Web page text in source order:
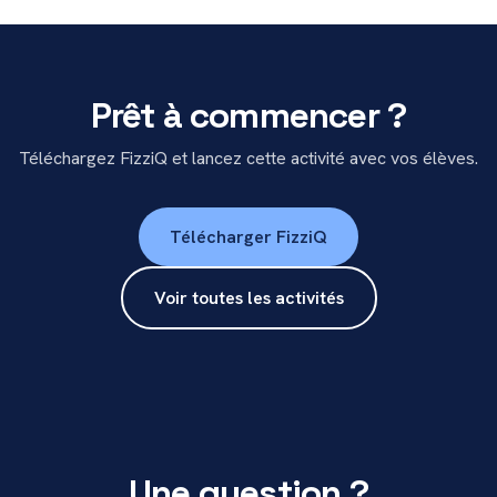
Prêt à commencer ?
Téléchargez FizziQ et lancez cette activité avec vos élèves.
Télécharger FizziQ
Voir toutes les activités